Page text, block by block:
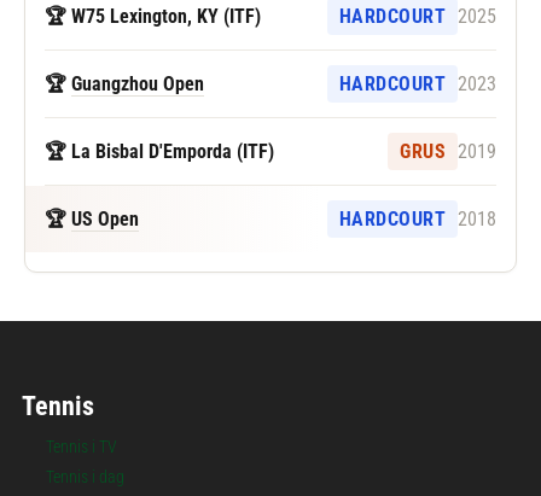
🏆 W75 Lexington, KY (ITF) HARDCOURT 2025
🏆 Guangzhou Open HARDCOURT 2023
🏆 La Bisbal D'Emporda (ITF) GRUS 2019
🏆 US Open HARDCOURT 2018
Tennis
Tennis i TV
Tennis i dag